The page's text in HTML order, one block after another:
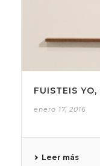
FUISTEIS
enero 17, 2016
Leer más